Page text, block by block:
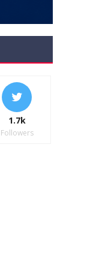
1.7k
Followers